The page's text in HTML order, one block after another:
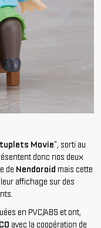
Movie", sorti au
donc nos deux
de Nendoroid mais cette
affichage sur des
en PVC/ABS et ont,
avec la coopération de